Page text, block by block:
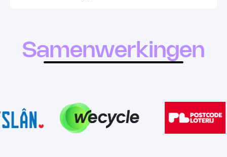
Samenwerkingen
TALENT